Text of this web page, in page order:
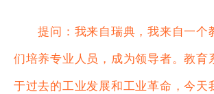
提问：我来自瑞典，我来自一个
们培养专业人员，成为领导者。教育
于过去的工业发展和工业革命，今天